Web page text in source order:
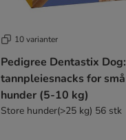
10 varianter
Pedigree Dentastix Dog:
tannpleiesnacks for små
hunder (5-10 kg)
Store hunder(>25 kg) 56 stk